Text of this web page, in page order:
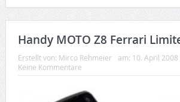
Handy MOTO Z8 Ferrari
Erstellt von: Mirco Rehmeier am: 10. April 2008
Keine Kommentare